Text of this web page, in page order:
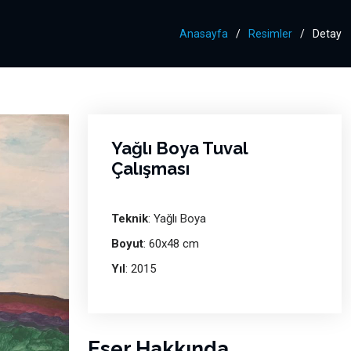
Anasayfa Resimler Detay
Yağlı Boya Tuval
Çalışması
Teknik: Yağlı Boya
Boyut: 60x48 cm
Yıl: 2015